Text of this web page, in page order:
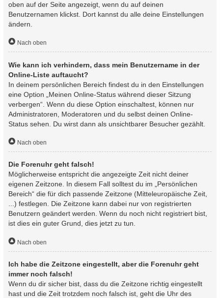
oben auf der Seite angezeigt, wenn du auf deinen
Benutzernamen klickst. Dort kannst du alle deine Einstellungen
ändern.
Nach oben
Wie kann ich verhindern, dass mein Benutzername in der
Online-Liste auftaucht?
In deinem persönlichen Bereich findest du in den Einstellungen
eine Option „Meinen Online-Status während dieser Sitzung
verbergen“. Wenn du diese Option einschaltest, können nur
Administratoren, Moderatoren und du selbst deinen Online-
Status sehen. Du wirst dann als unsichtbarer Besucher gezählt.
Nach oben
Die Forenuhr geht falsch!
Möglicherweise entspricht die angezeigte Zeit nicht deiner
eigenen Zeitzone. In diesem Fall solltest du im „Persönlichen
Bereich“ die für dich passende Zeitzone (Mitteleuropäische Zeit,
...) festlegen. Die Zeitzone kann dabei nur von registrierten
Benutzern geändert werden. Wenn du noch nicht registriert bist,
ist dies ein guter Grund, dies jetzt zu tun.
Nach oben
Ich habe die Zeitzone eingestellt, aber die Forenuhr geht
immer noch falsch!
Wenn du dir sicher bist, dass du die Zeitzone richtig eingestellt
hast und die Zeit trotzdem noch falsch ist, geht die Uhr des